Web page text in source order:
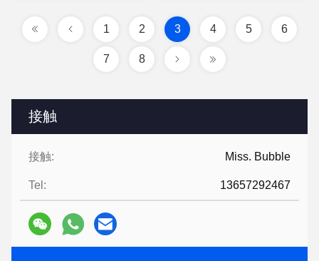
接触
接触: Miss. Bubble
Tel: 13657292467
1 2 3 4 5 6
7 8